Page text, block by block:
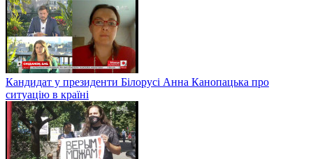
Кандидат у президенти Білорусі Анна Канопацька про
ситуацію в країні